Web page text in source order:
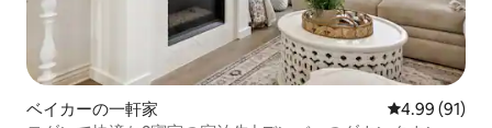
ベイカーの一軒家 レビュー91
4.99 (91)